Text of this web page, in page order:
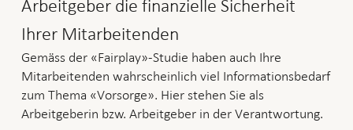
Arbeitgeber die finanzielle Sicherheit
Ihrer Mitarbeitenden
Gemäss der «Fairplay»-Studie haben auch Ihre
Mitarbeitenden wahrscheinlich viel Informationsbedarf
zum Thema «Vorsorge». Hier stehen Sie als
Arbeitgeberin bzw. Arbeitgeber in der Verantwortung.